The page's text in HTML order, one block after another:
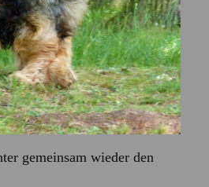
gemeinsam wieder den